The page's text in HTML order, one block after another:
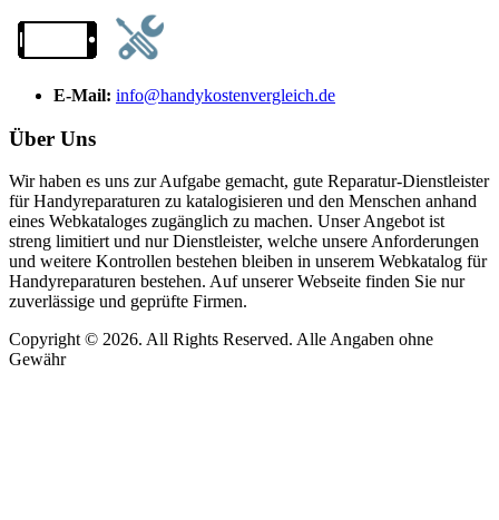
E-Mail: info@handykostenvergleich.de
Über Uns
Wir haben es uns zur Aufgabe gemacht, gute Reparatur-Dienstleister
für Handyreparaturen zu katalogisieren und den Menschen anhand
eines Webkataloges zugänglich zu machen. Unser Angebot ist
streng limitiert und nur Dienstleister, welche unsere Anforderungen
und weitere Kontrollen bestehen bleiben in unserem Webkatalog für
Handyreparaturen bestehen. Auf unserer Webseite finden Sie nur
zuverlässige und geprüfte Firmen.
Copyright © 2026. All Rights Reserved. Alle Angaben ohne
Gewähr